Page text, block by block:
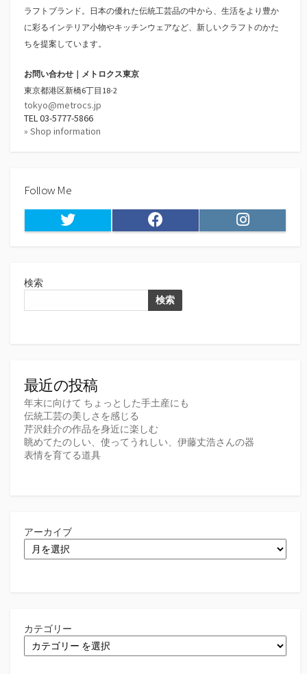
ラフトブランド。日本の優れた伝統工芸品の中から、生活をより豊か
に彩るインテリア小物やキッチンウェアなど、新しいクラフトのかた
ちを提案しています。
お問い合わせ｜メトロクス東京
東京都港区新橋6丁目18-2
tokyo@metrocs.jp
TEL 03-5777-5866
» Shop information
Follow Me
Twitter Facebook Instagram
検索
検索
最近の投稿
年末に向けて ちょっとした手土産にも
伝統工芸の美しさを感じる
芹沢銈介の作品を身近に楽しむ
眺めてたのしい、使ってうれしい、伊藤丈浩さんの器
表情を育てる道具
アーカイブ
カテゴリー